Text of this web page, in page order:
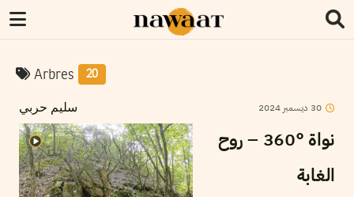
Arbres 20
سليم حربي 30 ديسمبر 2024
نواة °360 – روح
الغابة